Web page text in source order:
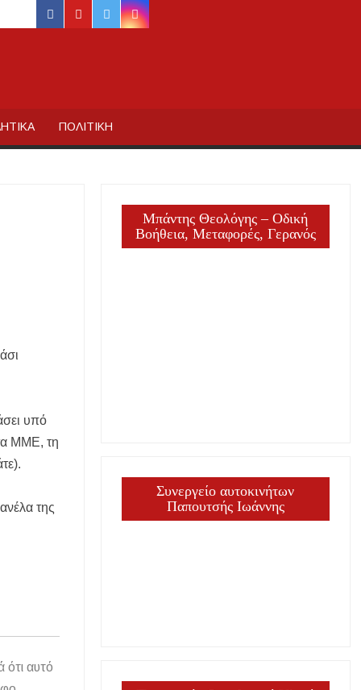
facebook
youtubetwitterinstagram
ΠΟΛΙΤΙΚΗ
υπό
ΜΜΕ, τη
της
αυτό
Μπάντης Θεολόγης – Οδική
Βοήθεια, Μεταφορές, Γερανός
Συνεργείο αυτοκινήτων
Παπουτσής Ιωάννης